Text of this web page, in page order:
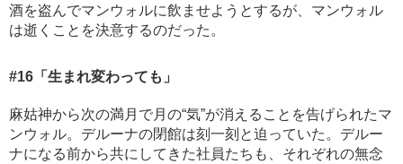
酒を盗んでマンウォルに飲ませようとするが、マンウォル
は逝くことを決意するのだった。
#16 「生まれ変わっても」
麻姑神から次の満月で月の“気”が消えることを告げられたマ
ンウォル。デルーナの閉館は刻一刻と迫っていた。デルー
ナになる前から共にしてきた社員たちも、それぞれの無念